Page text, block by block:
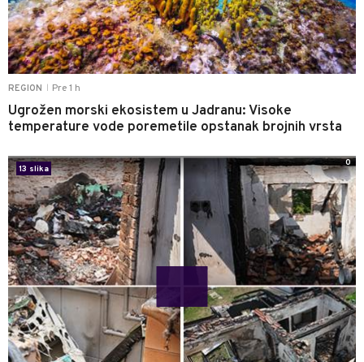
REGION Pre 1 h
Ugrožen morski ekosistem u Jadranu: Visoke
temperature vode poremetile opstanak brojnih vrsta
13 slika
0